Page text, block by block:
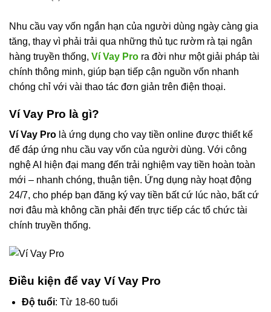
Nhu cầu vay vốn ngắn hạn của người dùng ngày càng gia
tăng, thay vì phải trải qua những thủ tục rườm rà tại ngân
hàng truyền thống, Ví Vay Pro ra đời như một giải pháp tài
chính thông minh, giúp bạn tiếp cận nguồn vốn nhanh
chóng chỉ với vài thao tác đơn giản trên điện thoại.
Ví Vay Pro là gì?
Ví Vay Pro là ứng dụng cho vay tiền online được thiết kế
để đáp ứng nhu cầu vay vốn của người dùng. Với công
nghệ AI hiện đại mang đến trải nghiệm vay tiền hoàn toàn
mới – nhanh chóng, thuận tiện. Ứng dụng này hoạt động
24/7, cho phép bạn đăng ký vay tiền bất cứ lúc nào, bất cứ
nơi đâu mà không cần phải đến trực tiếp các tổ chức tài
chính truyền thống.
Điều kiện để vay Ví Vay Pro
Độ tuổi: Từ 18-60 tuổi